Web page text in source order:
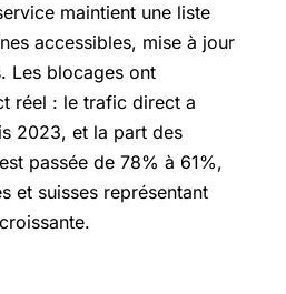
maintient une liste
accessibles, mise à jour
Les blocages ont
réel : le trafic direct a
2023, et la part des
passée de 78% à 61%,
et suisses représentant